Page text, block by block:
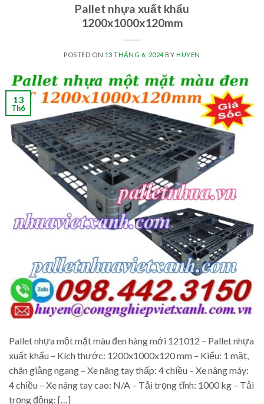
Pallet nhựa xuất khẩu
1200x1000x120mm
POSTED ON 13 THÁNG 6, 2024BY HUYEN
13
Th6
Pallet nhựa một mặt màu đen hàng mới 121012 – Pallet nhựa
xuất khẩu – Kích thước: 1200x1000x120 mm – Kiểu: 1 mặt,
chân giằng ngang – Xe nâng tay thấp: 4 chiều – Xe nâng máy:
4 chiều – Xe nâng tay cao: N/A – Tải trọng tĩnh: 1000 kg – Tải
trọng động: […]